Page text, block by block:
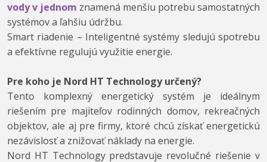
vody v jednom znamená menšiu potrebu samostatných
systémov a ľahšiu údržbu.
Smart riadenie – Inteligentné systémy sledujú spotrebu
a efektívne regulujú využitie energie.
Pre koho je Nord HT Technology určený?
Tento komplexný energetický systém je ideálnym
riešením pre majiteľov rodinných domov, rekreačných
objektov, ale aj pre firmy, ktoré chcú získať energetickú
nezávislosť a znižovať náklady na energie.
Nord HT Technology predstavuje revolučné riešenie v